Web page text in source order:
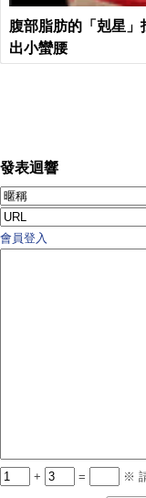
腹部脂肪的「剋星
出小蠻腰
發表迴響
會員登入
+ = ※